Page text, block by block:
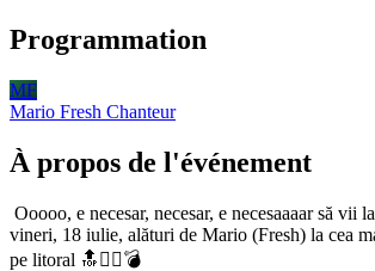
Programmation
MF
Mario Fresh Chanteur
À propos de l'événement
Ooooo, e necesar, necesar, e necesaaaar să vii
vineri, 18 iulie, alături de Mario (Fresh) la cea
pe litoral 🔝❤️‍🔥💣